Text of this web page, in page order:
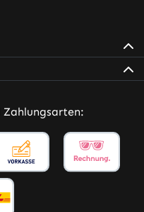
in neuem Tab
– öffnet in neuem Tab
Zahlungsarten: